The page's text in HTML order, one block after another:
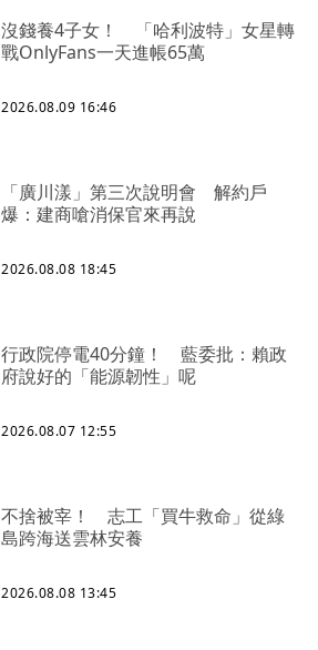
沒錢養4子女！ 「哈利波特」女星轉
戰OnlyFans一天進帳65萬
2026.08.09 16:46
「廣川漾」第三次說明會 解約戶
爆：建商嗆消保官來再說
2026.08.08 18:45
行政院停電40分鐘！ 藍委批：賴政
府說好的「能源韌性」呢
2026.08.07 12:55
不捨被宰！ 志工「買牛救命」從綠
島跨海送雲林安養
2026.08.08 13:45